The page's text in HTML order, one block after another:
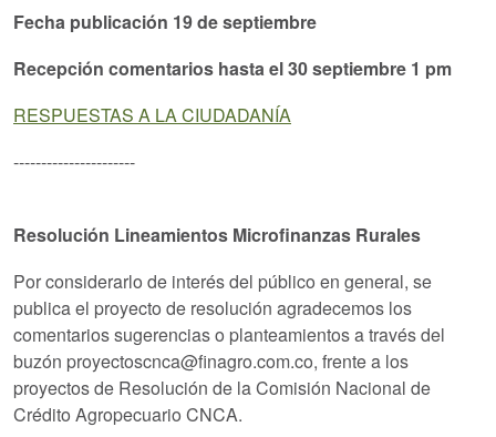
Fecha publicación 19 de septiembre
Recepción comentarios hasta el 30 septiembre 1 pm
RESPUESTAS A LA CIUDADANÍA
----------------------
Resolución Lineamientos Microfinanzas Rurales
Por considerarlo de interés del público en general, se
publica el proyecto de resolución agradecemos los
comentarios sugerencias o planteamientos a través del
buzón proyectoscnca@finagro.com.co, frente a los
proyectos de Resolución de la Comisión Nacional de
Crédito Agropecuario CNCA.